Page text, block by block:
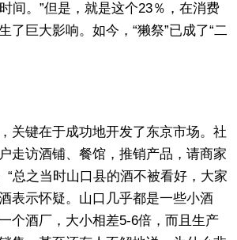
间。”但是，就是这个23％，在消费
了巨大影响。如今，“獭祭”已成了“二
关键在于成功地开发了东京市场。社
走访酒铺、餐馆，推销产品，请商家
“总之当时山口县的酒不被看好，大家
表示怀疑。山口几乎都是一些小酒
个酒厂，大小相差5-6倍，而且生产